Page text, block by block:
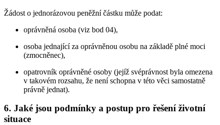
Žádost o jednorázovou peněžní částku může podat:
oprávněná osoba (viz bod 04),
osoba jednající za oprávněnou osobu na základě plné moci
(zmocněnec),
opatrovník oprávněné osoby (jejíž svéprávnost byla omezena
v takovém rozsahu, že není schopna v této věci samostatně
právně jednat).
6. Jaké jsou podmínky a postup pro řešení životní
situace